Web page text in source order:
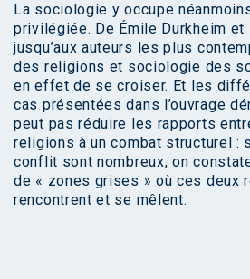
La sociologie y occupe
privilégiée. De Émile Durkheim et
jusqu’aux auteurs les plus
des religions et sociologie des
en effet de se croiser. Et les
cas présentées dans l’ouvrage
peut pas réduire les rapports
religions à un combat structurel :
conflit sont nombreux, on
de « zones grises » où ces deux
rencontrent et se mêlent.